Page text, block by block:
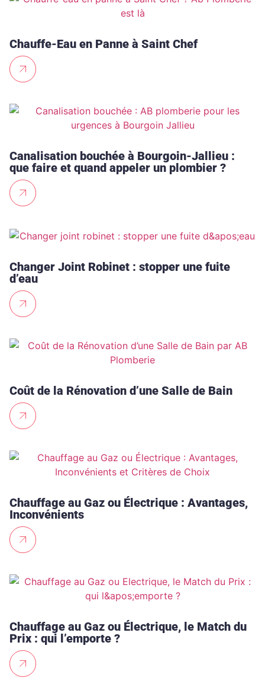
Chauffe-Eau en Panne à Saint Chef
Canalisation bouchée à Bourgoin-Jallieu :
que faire et quand appeler un plombier ?
Changer Joint Robinet : stopper une fuite
d’eau
Coût de la Rénovation d’une Salle de Bain
Chauffage au Gaz ou Électrique : Avantages,
Inconvénients
Chauffage au Gaz ou Électrique, le Match du
Prix : qui l’emporte ?